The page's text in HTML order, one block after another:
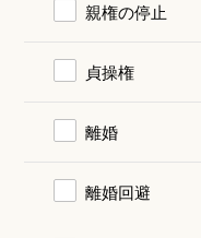
親権の停止
貞操権
離婚
離婚回避